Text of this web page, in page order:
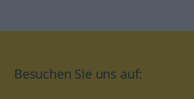
Besuchen Sie uns auf: